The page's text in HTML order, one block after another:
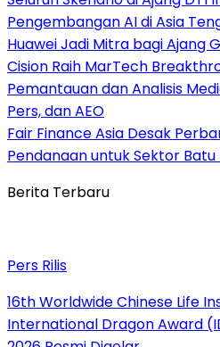
Pengembangan AI di Asia
Huawei Jadi Mitra bagi Ajang
Cision Raih MarTech
Pemantauan dan Analisis
Pers, dan AEO
Fair Finance Asia Desak
Pendanaan untuk Sektor Batu
Berita Terbaru
Pers Rilis
16th Worldwide Chinese Life
International Dragon Award